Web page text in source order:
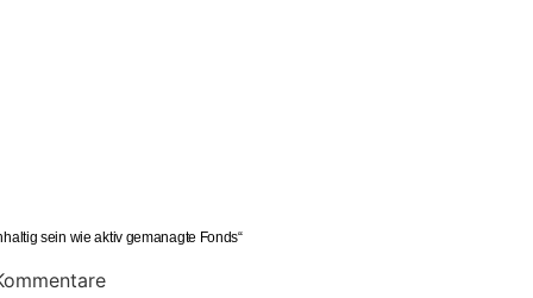
sein wie aktiv gemanagte Fonds“